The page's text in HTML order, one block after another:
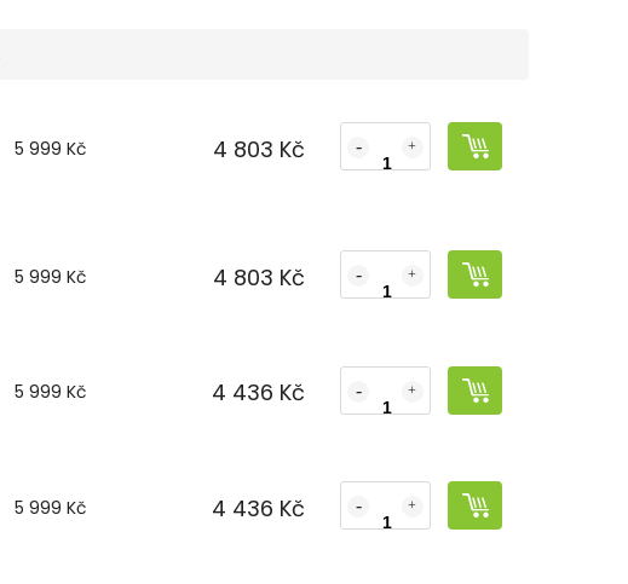
5 999 Kč 4 803 Kč
5 999 Kč 4 803 Kč
5 999 Kč 4 436 Kč
5 999 Kč 4 436 Kč